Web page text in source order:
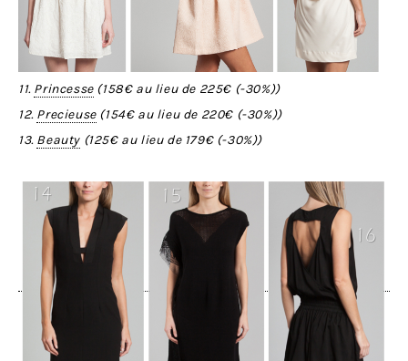
11. Princesse(158€au lieu de 225€ (-30%))
12. Precieuse(154€au lieu de 220€ (-30%))
13. Beauty (125€au lieu de 179€(-30%))